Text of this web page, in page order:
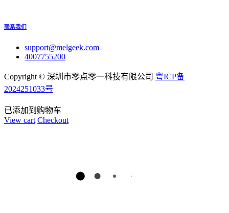
联系我们
support@melgeek.com
4007755200
Copyright © 深圳市零点零一科技有限公司 粤ICP备
2024251033号
已添加到购物车
View cart Checkout